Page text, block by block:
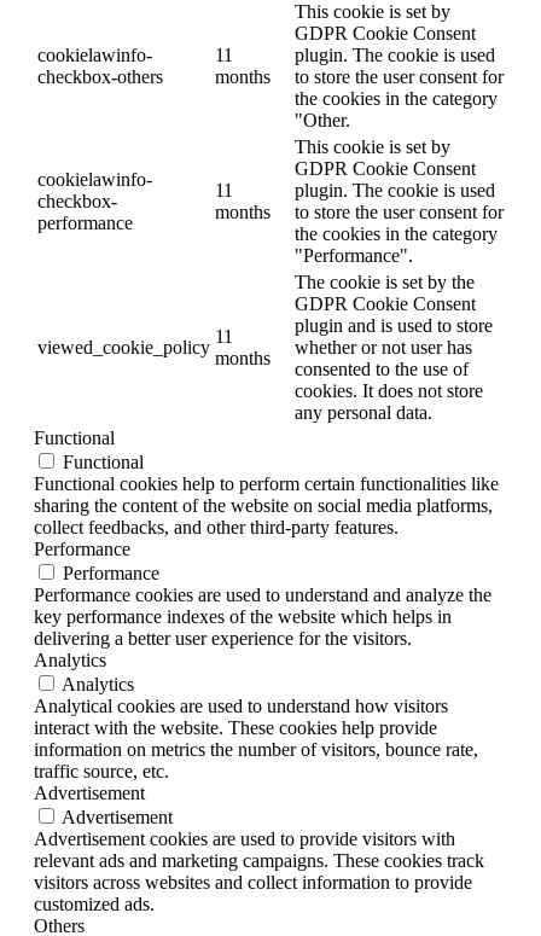
cookielawinfo-
checkbox-others
11
months
This cookie is set by
GDPR Cookie Consent
plugin. The cookie is used
to store the user consent for
the cookies in the category
"Other.
cookielawinfo-
checkbox-
performance
11
months
This cookie is set by
GDPR Cookie Consent
plugin. The cookie is used
to store the user consent for
the cookies in the category
"Performance".
viewed_cookie_policy
11
months
The cookie is set by the
GDPR Cookie Consent
plugin and is used to store
whether or not user has
consented to the use of
cookies. It does not store
any personal data.
Functional
Functional
Functional cookies help to perform certain functionalities like
sharing the content of the website on social media platforms,
collect feedbacks, and other third-party features.
Performance
Performance
Performance cookies are used to understand and analyze the
key performance indexes of the website which helps in
delivering a better user experience for the visitors.
Analytics
Analytics
Analytical cookies are used to understand how visitors
interact with the website. These cookies help provide
information on metrics the number of visitors, bounce rate,
traffic source, etc.
Advertisement
Advertisement
Advertisement cookies are used to provide visitors with
relevant ads and marketing campaigns. These cookies track
visitors across websites and collect information to provide
customized ads.
Others